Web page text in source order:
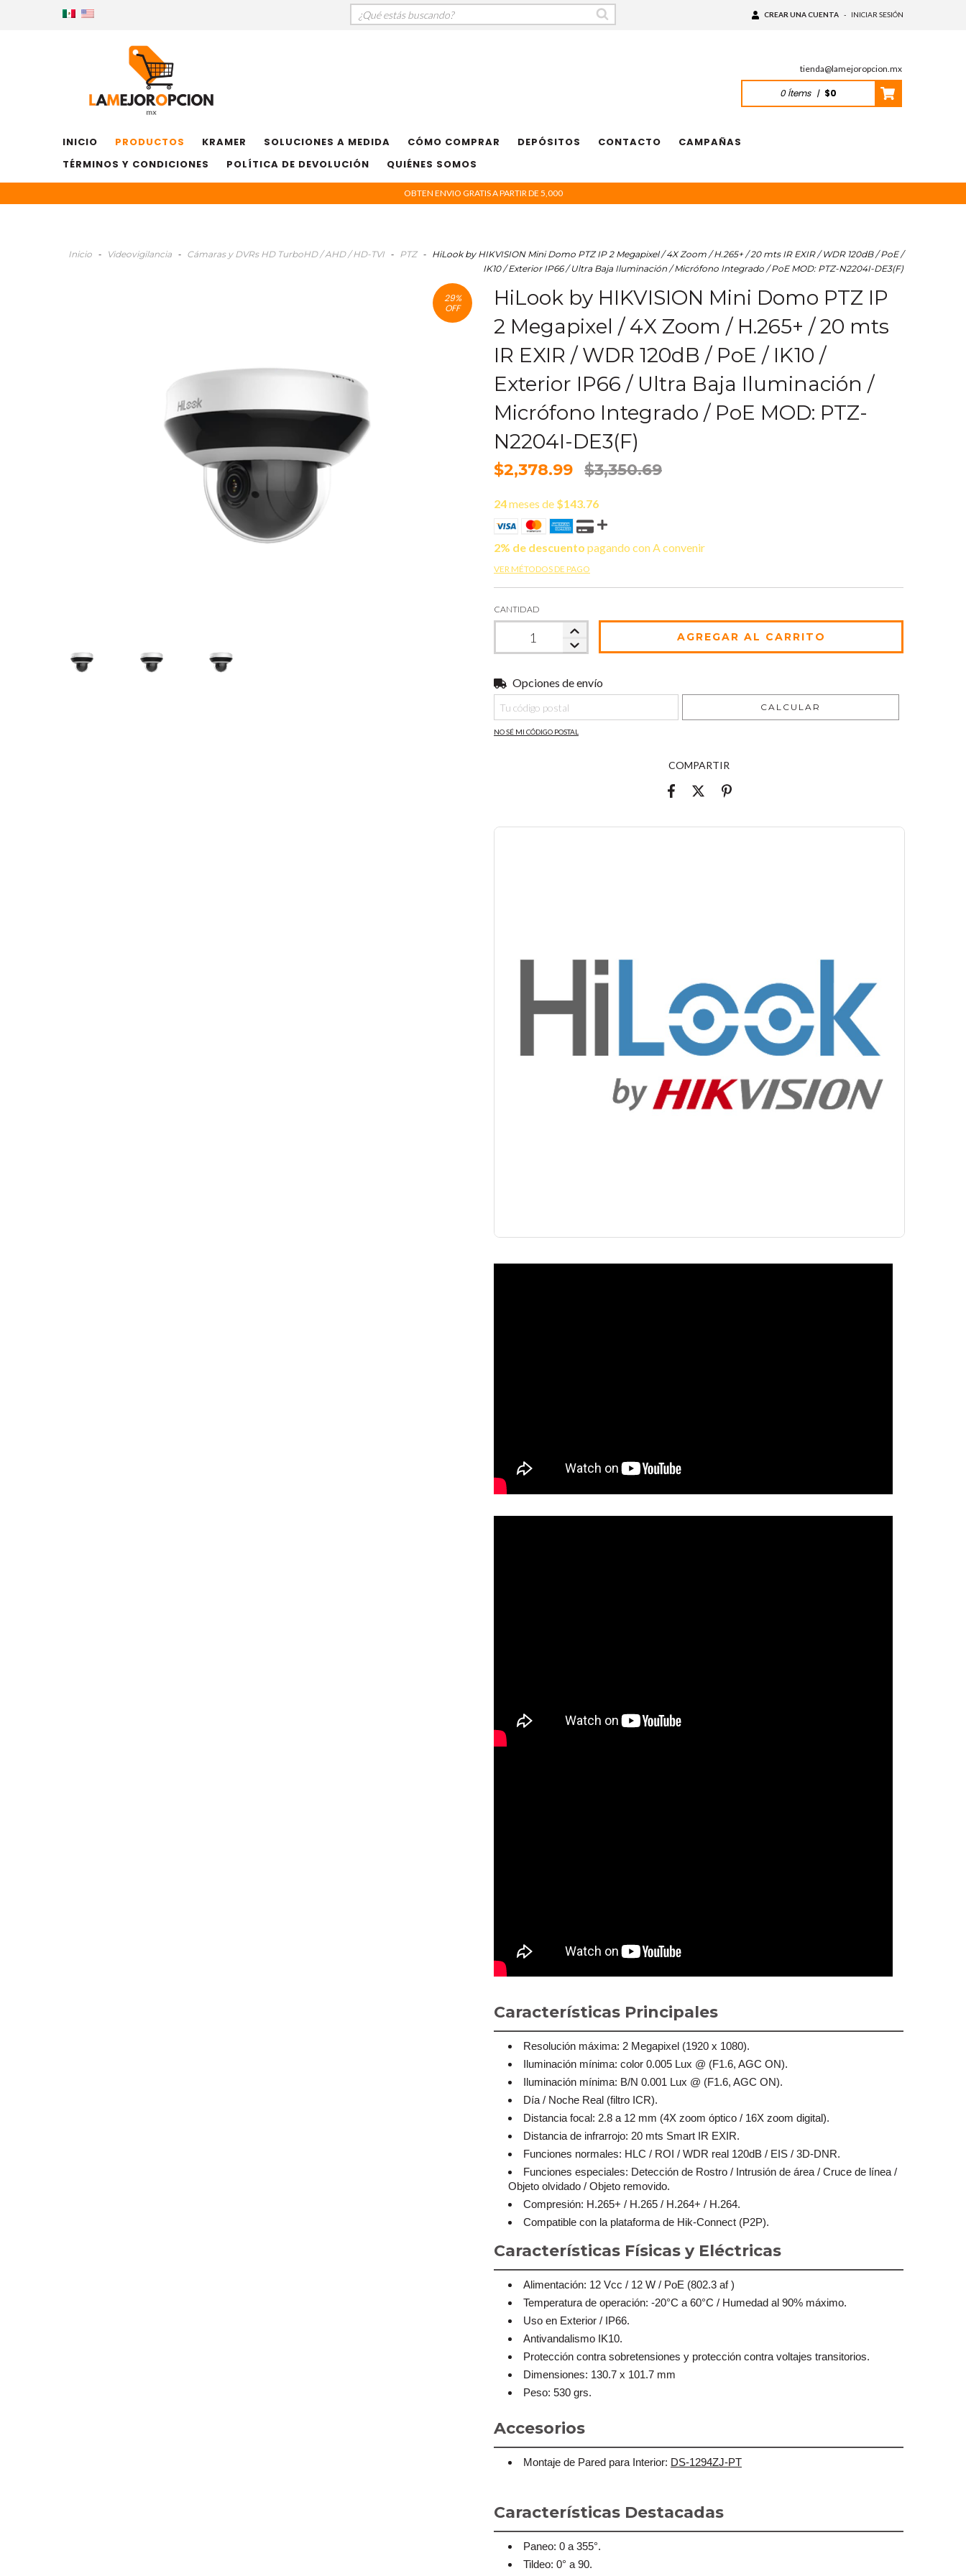
CREAR UNA CUENTA - INICIAR SESIÓN
tienda@lamejoropcion.mx
0Ítems | $0
INICIO PRODUCTOS KRAMER SOLUCIONES A MEDIDA CÓMO COMPRAR DEPÓSITOS CONTACTO
CAMPAÑAS
TÉRMINOS Y CONDICIONES
POLÍTICA DE DEVOLUCIÓN QUIÉNES SOMOS
OBTEN ENVIO GRATIS A PARTIR DE 5,000
Inicio - Videovigilancia - Cámaras y DVRs HD TurboHD / AHD / HD-TVI - PTZ - HiLook by HIKVISION Mini Domo PTZ IP 2 Megapixel / 4X Zoom / H.265+ / 20 mts IR EXIR / WDR 120dB / PoE /
IK10 / Exterior IP66 / Ultra Baja Iluminación / Micrófono Integrado / PoE MOD: PTZ-N2204I-DE3(F)
29%
OFF
HiLook by HIKVISION Mini Domo PTZ IP
2 Megapixel / 4X Zoom / H.265+ / 20 mts
IR EXIR / WDR 120dB / PoE / IK10 /
Exterior IP66 / Ultra Baja Iluminación /
Micrófono Integrado / PoE MOD: PTZ-
N2204I-DE3(F)
$2,378.99 $3,350.69
24meses de $143.76
2% de descuento pagando con A convenir
VER MÉTODOS DE PAGO
CANTIDAD
Entregas para el CP:
Opciones de envío
CALCULAR
NO SÉ MI CÓDIGO POSTAL
COMPARTIR
Características Principales
Resolución máxima: 2 Megapixel (1920 x 1080).
Iluminación mínima: color 0.005 Lux @ (F1.6, AGC ON).
Iluminación mínima: B/N 0.001 Lux @ (F1.6, AGC ON).
Día / Noche Real (filtro ICR).
Distancia focal: 2.8 a 12 mm (4X zoom óptico / 16X zoom digital).
Distancia de infrarrojo: 20 mts Smart IR EXIR.
Funciones normales: HLC / ROI / WDR real 120dB / EIS / 3D-DNR.
Funciones especiales: Detección de Rostro / Intrusión de área / Cruce de línea /
Objeto olvidado / Objeto removido.
Compresión: H.265+ / H.265 / H.264+ / H.264.
Compatible con la plataforma de Hik-Connect (P2P).
Características Físicas y Eléctricas
Alimentación: 12 Vcc / 12 W / PoE (802.3 af )
Temperatura de operación: -20°C a 60°C / Humedad al 90% máximo.
Uso en Exterior / IP66.
Antivandalismo IK10.
Protección contra sobretensiones y protección contra voltajes transitorios.
Dimensiones: 130.7 x 101.7 mm
Peso: 530 grs.
Accesorios
Montaje de Pared para Interior: DS-1294ZJ-PT
Características Destacadas
Paneo: 0 a 355°.
Tildeo: 0° a 90.